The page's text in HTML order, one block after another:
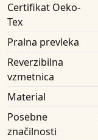
Certifikat Oeko-
Tex
Pralna prevleka
Reverzibilna
vzmetnica
Material
Posebne
značilnosti